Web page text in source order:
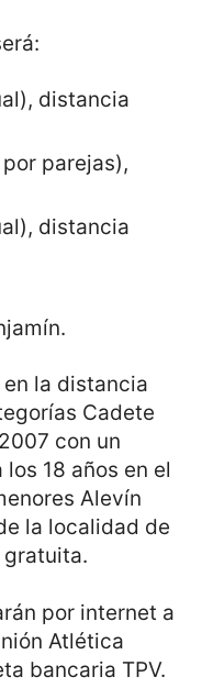
distancia
parejas),
distancia
la distancia
Cadete
con un
18 años en el
Alevín
la localidad de
gratuita.
por internet a
Atlética
bancaria TPV.